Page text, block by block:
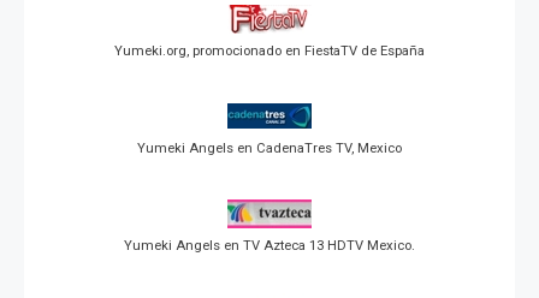
Yumeki.org, promocionado en FiestaTV de España
Yumeki Angels en CadenaTres TV, Mexico
Yumeki Angels en TV Azteca 13 HDTV Mexico.